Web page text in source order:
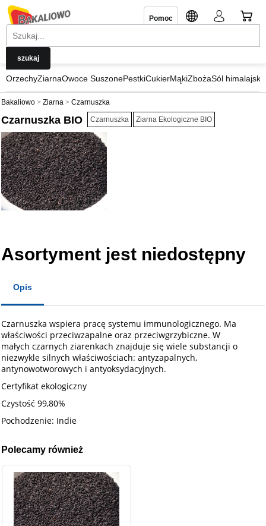
Pomoc
OrzechyZiarnaOwoce SuszonePestkiCukierMąkiZbożaSól himalajska
Bakaliowo Ziarna Czarnuszka
Czarnuszka BIO Czarnuszka Ziarna Ekologiczne BIO
Asortyment jest niedostępny
Opis
Czarnuszka wspiera pracę systemu immunologicznego. Ma
właściwości przeciwzapalne oraz przeciwgrzybiczne. W
małych czarnych ziarenkach znajduje się wiele substancji o
niezwykle silnych właściwościach: antyzapalnych,
antynowotworowych i antyoksydacyjnych.
Certyfikat ekologiczny
Czystość 99,80%
Pochodzenie: Indie
Polecamy również